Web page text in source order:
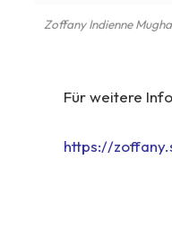
Zoffany Indienne
Für weitere
https://